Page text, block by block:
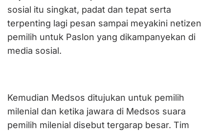
sosial itu singkat, padat dan tepat serta
terpenting lagi pesan sampai meyakini netizen
pemilih untuk Paslon yang dikampanyekan di
media sosial.
Kemudian Medsos ditujukan untuk pemilih
milenial dan ketika jawara di Medsos suara
pemilih milenial disebut tergarap besar. Tim